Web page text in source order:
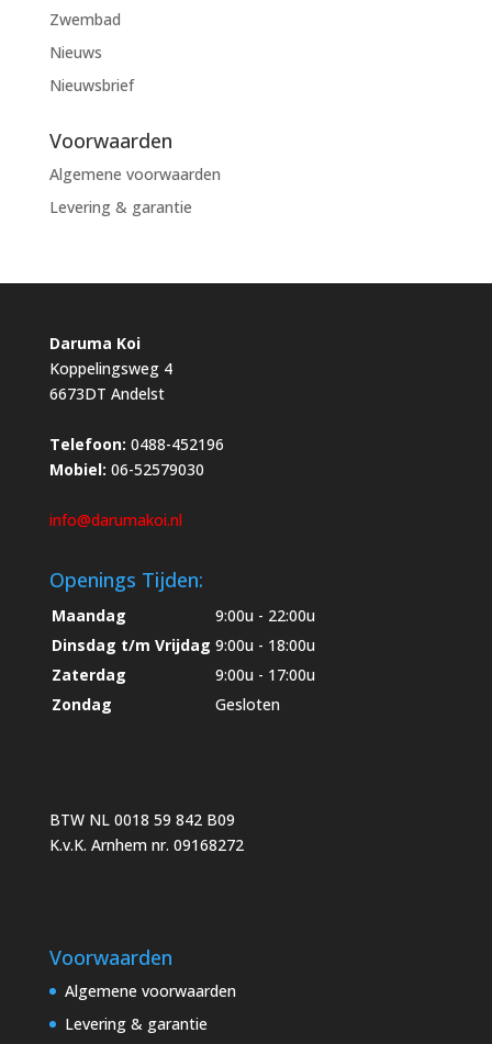
Zwembad
Nieuws
Nieuwsbrief
Voorwaarden
Algemene voorwaarden
Levering & garantie
Daruma Koi
Koppelingsweg 4
6673DT Andelst
Telefoon: 0488-452196
Mobiel: 06-52579030
info@darumakoi.nl
Openings Tijden:
Maandag
9:00u - 22:00u
Dinsdag t/m Vrijdag 9:00u - 18:00u
Zaterdag
9:00u - 17:00u
Zondag
Gesloten
BTW NL 0018 59 842 B09
K.v.K. Arnhem nr. 09168272
Voorwaarden
Algemene voorwaarden
Levering & garantie